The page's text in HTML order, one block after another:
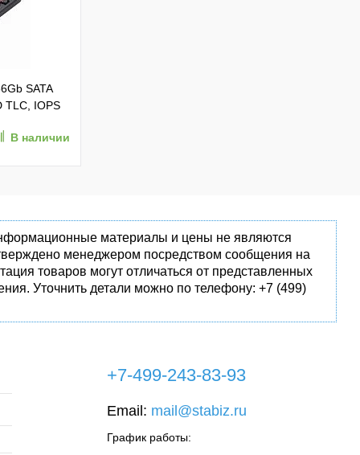
SATA
TLC, IOPS
В наличии
материалы и цены не являются
менеджером посредством сообщения на
товаров могут отличаться от представленных
Уточнить детали можно по телефону: +7 (499)
+7-499-243-83-93
Email: mail@stabiz.ru
График работы: